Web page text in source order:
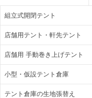
組立式開閉テント
店舗用テント・軒先テント
店舗用 手動巻き上げテント
小型・仮設テント倉庫
テント倉庫の生地張替え